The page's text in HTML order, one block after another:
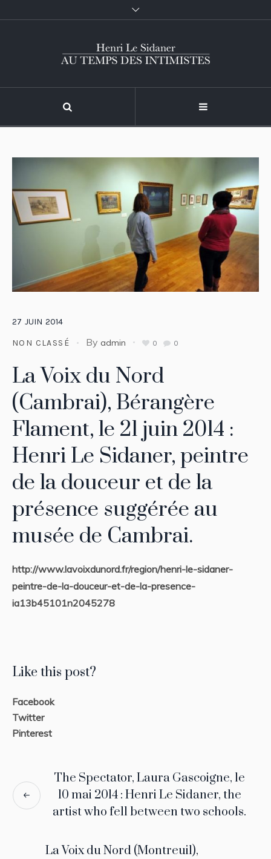
27 JUIN 2014
NON CLASSÉ By admin 0 0
La Voix du Nord
(Cambrai), Bérangère
Flament, le 21 juin 2014 :
Henri Le Sidaner, peintre
de la douceur et de la
présence suggérée au
musée de Cambrai.
http://www.lavoixdunord.fr/region/henri-le-sidaner-
peintre-de-la-douceur-et-de-la-presence-
ia13b45101n2045278
Like this post?
Facebook
Twitter
Pinterest
The Spectator, Laura Gascoigne, le
10 mai 2014 : Henri Le Sidaner, the
artist who fell between two schools.
La Voix du Nord (Montreuil),